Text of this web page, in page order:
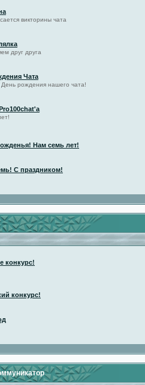
викторины чата
друг друга
Чата
День рождения нашего чата!
Нам семь лет!
С праздником!
конкурс!
конкурс!